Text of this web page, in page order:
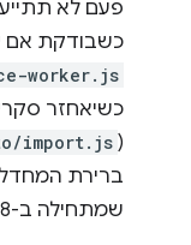
כשבודקת אם
worker.js
כשיאחזר
(
import.js
ברירת
שמתחילה ב-Chrome 68.